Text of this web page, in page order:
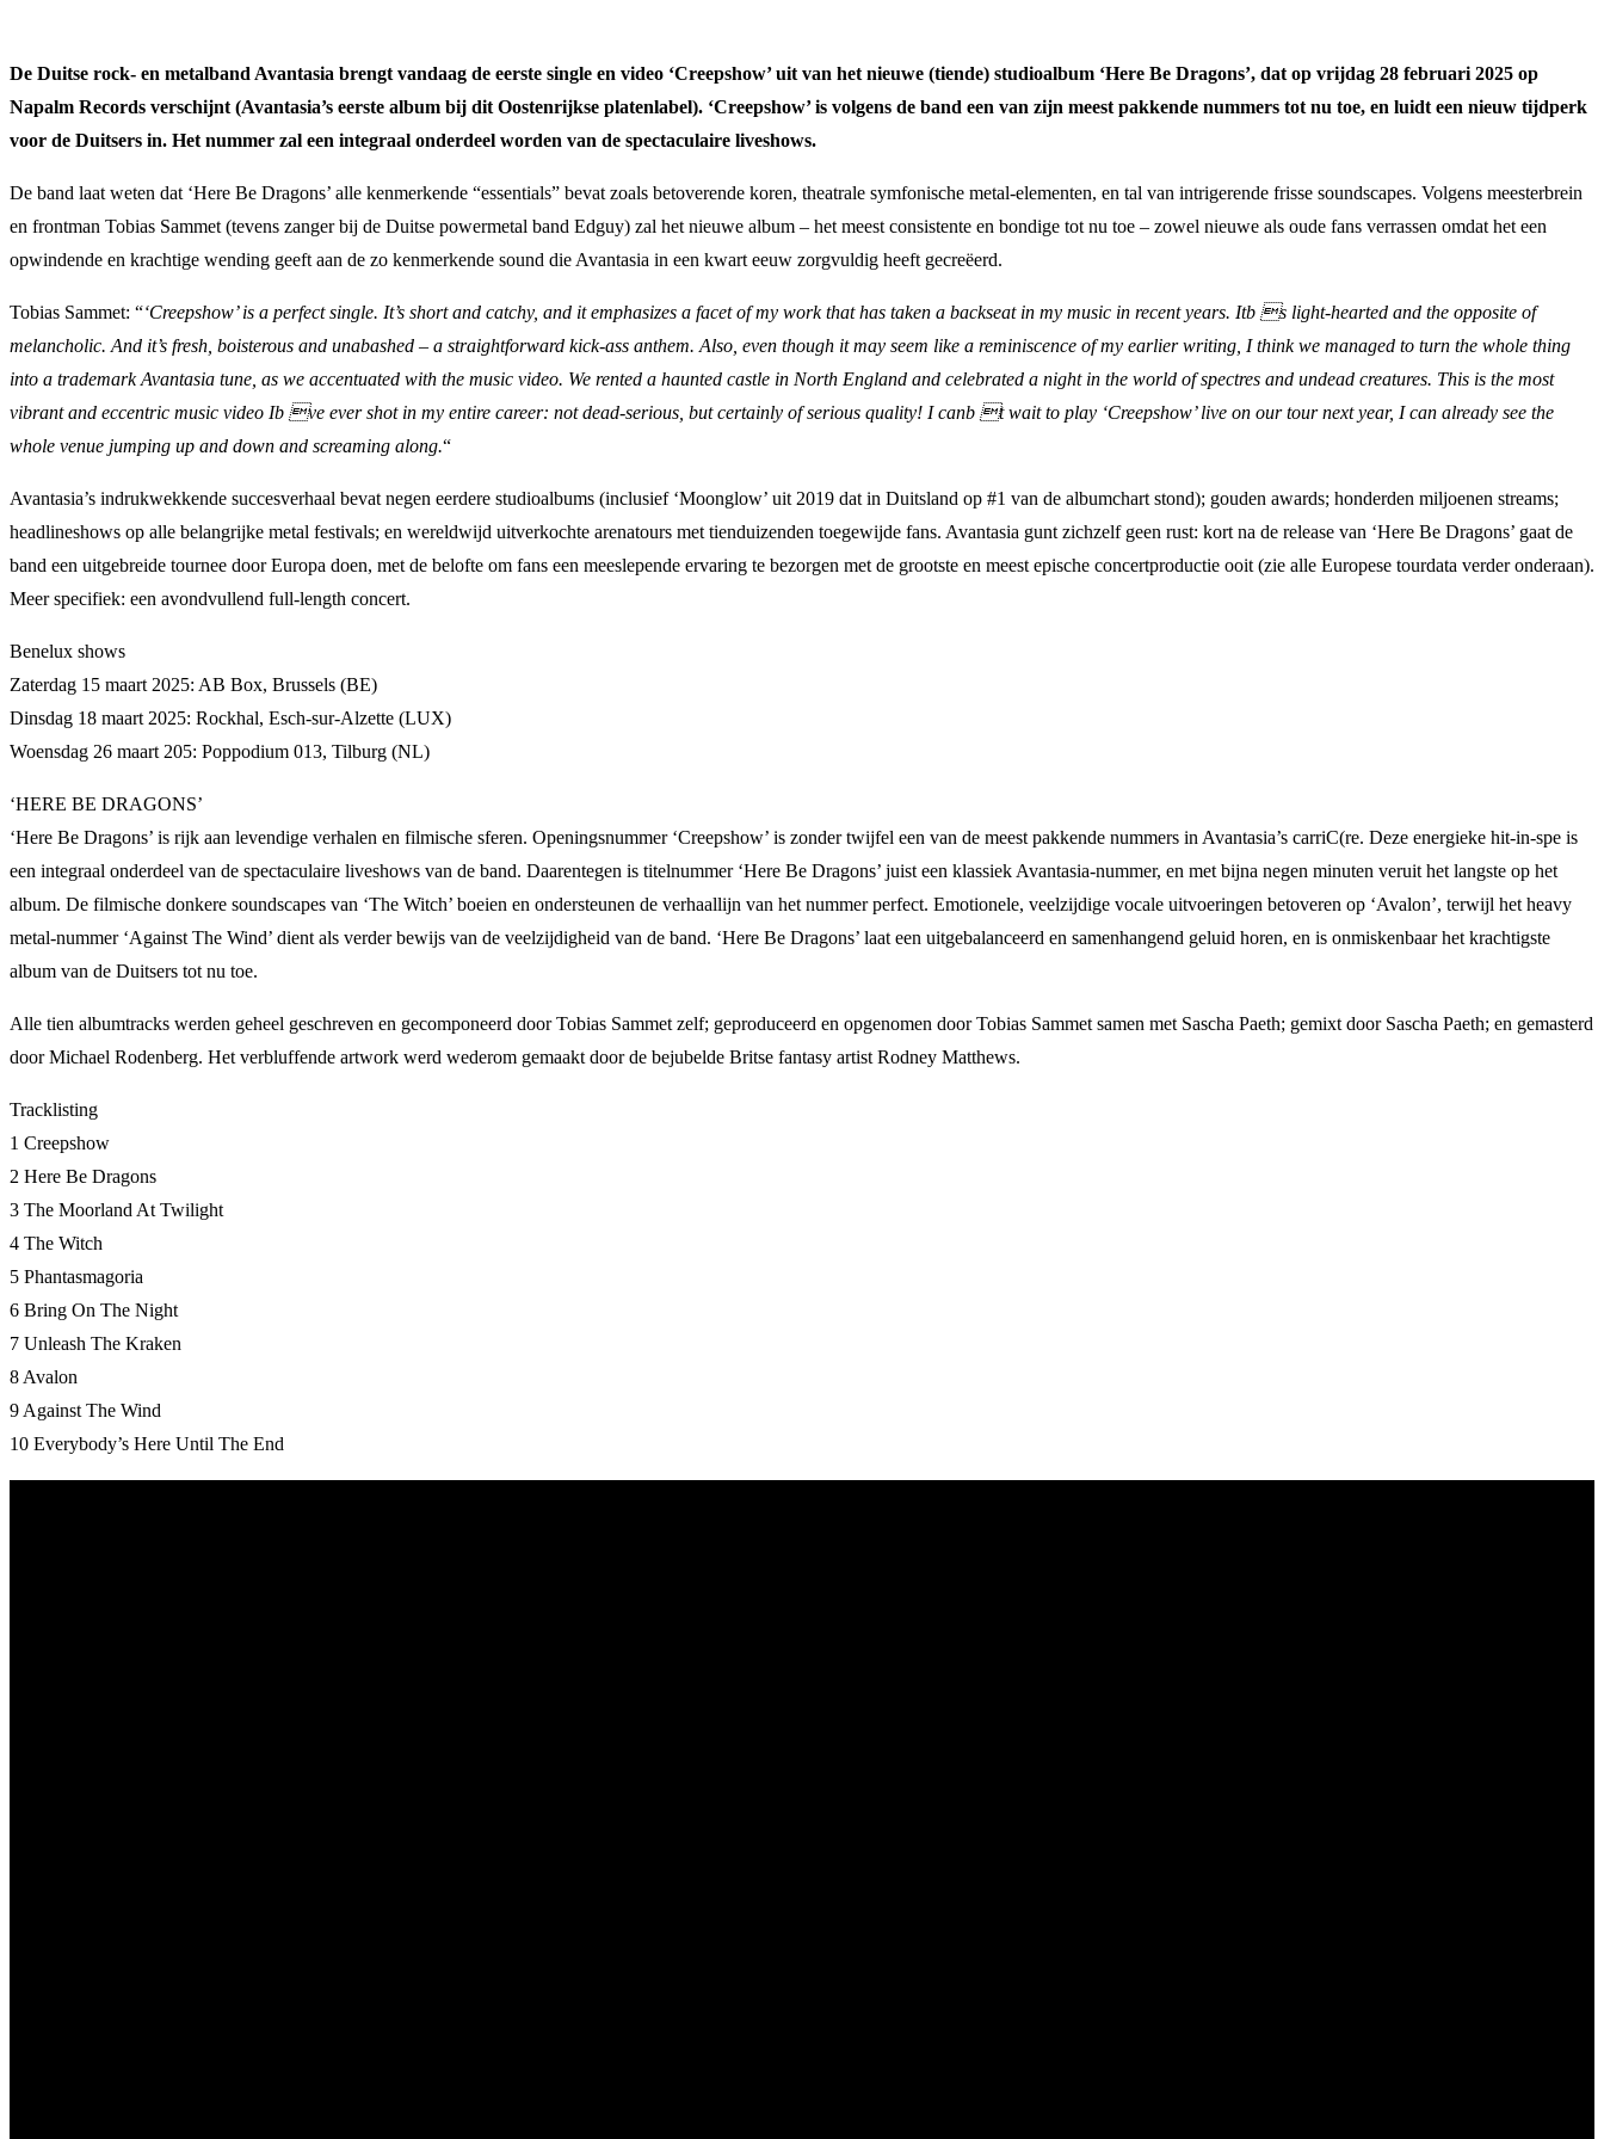
De Duitse rock- en metalband Avantasia brengt vandaag de eerste single en video ‘Creepshow’ uit van het nieuwe (tiende) studioalbum ‘Here Be Dragons’, dat op vrijdag 28 februari 2025 op
Napalm Records verschijnt (Avantasia’s eerste album bij dit Oostenrijkse platenlabel). ‘Creepshow’ is volgens de band een van zijn meest pakkende nummers tot nu toe, en luidt een nieuw tijdperk
voor de Duitsers in. Het nummer zal een integraal onderdeel worden van de spectaculaire liveshows.
De band laat weten dat ‘Here Be Dragons’ alle kenmerkende “essentials” bevat zoals betoverende koren, theatrale symfonische metal-elementen, en tal van intrigerende frisse soundscapes. Volgens meesterbrein
en frontman Tobias Sammet (tevens zanger bij de Duitse powermetal band Edguy) zal het nieuwe album – het meest consistente en bondige tot nu toe – zowel nieuwe als oude fans verrassen omdat het een
opwindende en krachtige wending geeft aan de zo kenmerkende sound die Avantasia in een kwart eeuw zorgvuldig heeft gecreëerd.
Tobias Sammet: “‘Creepshow’ is a perfect single. It’s short and catchy, and it emphasizes a facet of my work that has taken a backseat in my music in recent years. Itb s light-hearted and the opposite of
melancholic. And it’s fresh, boisterous and unabashed – a straightforward kick-ass anthem. Also, even though it may seem like a reminiscence of my earlier writing, I think we managed to turn the whole thing
into a trademark Avantasia tune, as we accentuated with the music video. We rented a haunted castle in North England and celebrated a night in the world of spectres and undead creatures. This is the most
vibrant and eccentric music video Ib ve ever shot in my entire career: not dead-serious, but certainly of serious quality! I canb t wait to play ‘Creepshow’ live on our tour next year, I can already see the
whole venue jumping up and down and screaming along.“
Avantasia’s indrukwekkende succesverhaal bevat negen eerdere studioalbums (inclusief ‘Moonglow’ uit 2019 dat in Duitsland op #1 van de albumchart stond); gouden awards; honderden miljoenen streams;
headlineshows op alle belangrijke metal festivals; en wereldwijd uitverkochte arenatours met tienduizenden toegewijde fans. Avantasia gunt zichzelf geen rust: kort na de release van ‘Here Be Dragons’ gaat de
band een uitgebreide tournee door Europa doen, met de belofte om fans een meeslepende ervaring te bezorgen met de grootste en meest epische concertproductie ooit (zie alle Europese tourdata verder onderaan).
Meer specifiek: een avondvullend full-length concert.
Benelux shows
Zaterdag 15 maart 2025: AB Box, Brussels (BE)
Dinsdag 18 maart 2025: Rockhal, Esch-sur-Alzette (LUX)
Woensdag 26 maart 205: Poppodium 013, Tilburg (NL)
‘HERE BE DRAGONS’
‘Here Be Dragons’ is rijk aan levendige verhalen en filmische sferen. Openingsnummer ‘Creepshow’ is zonder twijfel een van de meest pakkende nummers in Avantasia’s carriC(re. Deze energieke hit-in-spe is
een integraal onderdeel van de spectaculaire liveshows van de band. Daarentegen is titelnummer ‘Here Be Dragons’ juist een klassiek Avantasia-nummer, en met bijna negen minuten veruit het langste op het
album. De filmische donkere soundscapes van ‘The Witch’ boeien en ondersteunen de verhaallijn van het nummer perfect. Emotionele, veelzijdige vocale uitvoeringen betoveren op ‘Avalon’, terwijl het heavy
metal-nummer ‘Against The Wind’ dient als verder bewijs van de veelzijdigheid van de band. ‘Here Be Dragons’ laat een uitgebalanceerd en samenhangend geluid horen, en is onmiskenbaar het krachtigste
album van de Duitsers tot nu toe.
Alle tien albumtracks werden geheel geschreven en gecomponeerd door Tobias Sammet zelf; geproduceerd en opgenomen door Tobias Sammet samen met Sascha Paeth; gemixt door Sascha Paeth; en gemasterd
door Michael Rodenberg. Het verbluffende artwork werd wederom gemaakt door de bejubelde Britse fantasy artist Rodney Matthews.
Tracklisting
1 Creepshow
2 Here Be Dragons
3 The Moorland At Twilight
4 The Witch
5 Phantasmagoria
6 Bring On The Night
7 Unleash The Kraken
8 Avalon
9 Against The Wind
10 Everybody’s Here Until The End